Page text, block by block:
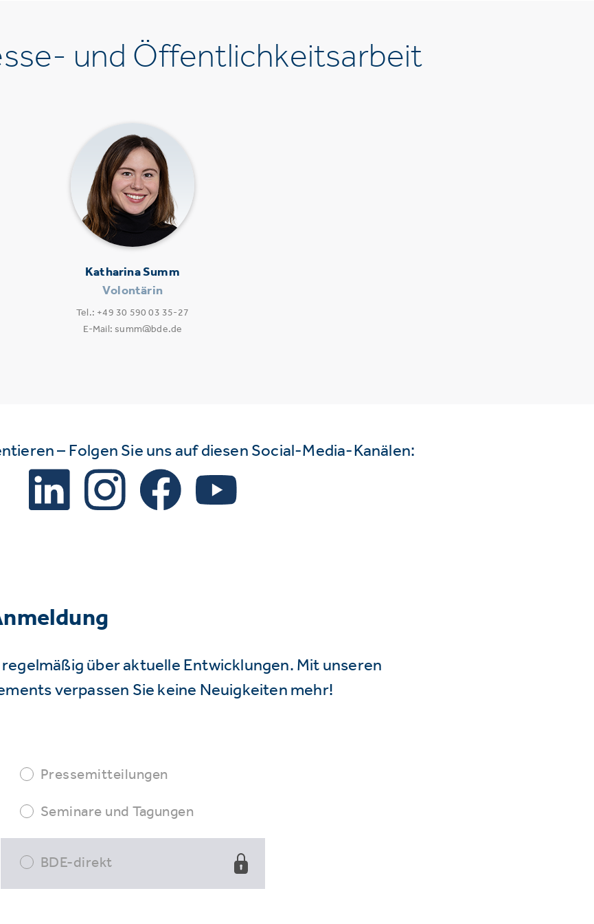
und Öffentlichkeitsarbeit
Katharina Summ
Volontärin
Tel.: +49 30 590 03 35-27
E-Mail: summ@bde.de
– Folgen Sie uns auf diesen Social-Media-Kanälen:
über aktuelle Entwicklungen. Mit unseren
verpassen Sie keine Neuigkeiten mehr!
Pressemitteilungen
Seminare und Tagungen
BDE-direkt